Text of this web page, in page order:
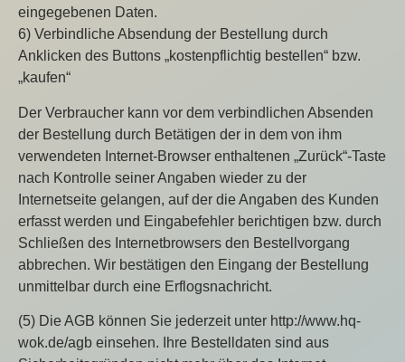
eingegebenen Daten.
6) Verbindliche Absendung der Bestellung durch
Anklicken des Buttons „kostenpflichtig bestellen“ bzw.
„kaufen“
Der Verbraucher kann vor dem verbindlichen Absenden
der Bestellung durch Betätigen der in dem von ihm
verwendeten Internet-Browser enthaltenen „Zurück“-Taste
nach Kontrolle seiner Angaben wieder zu der
Internetseite gelangen, auf der die Angaben des Kunden
erfasst werden und Eingabefehler berichtigen bzw. durch
Schließen des Internetbrowsers den Bestellvorgang
abbrechen. Wir bestätigen den Eingang der Bestellung
unmittelbar durch eine Erflogsnachricht.
(5) Die AGB können Sie jederzeit unter http://www.hq-
wok.de/agb einsehen. Ihre Bestelldaten sind aus